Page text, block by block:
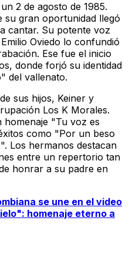
2 de agosto de 1985.
su gran oportunidad llegó
cantar. Su potente voz
Oviedo lo confundió
Ese fue el inicio
donde forjó su identidad
del vallenato.
sus hijos, Keiner y
Los K Morales.
homenaje "Tu voz es
como "Por un beso
Los hermanos destacan
entre un repertorio tan
honrar a su padre en
se une en el video
homenaje eterno a